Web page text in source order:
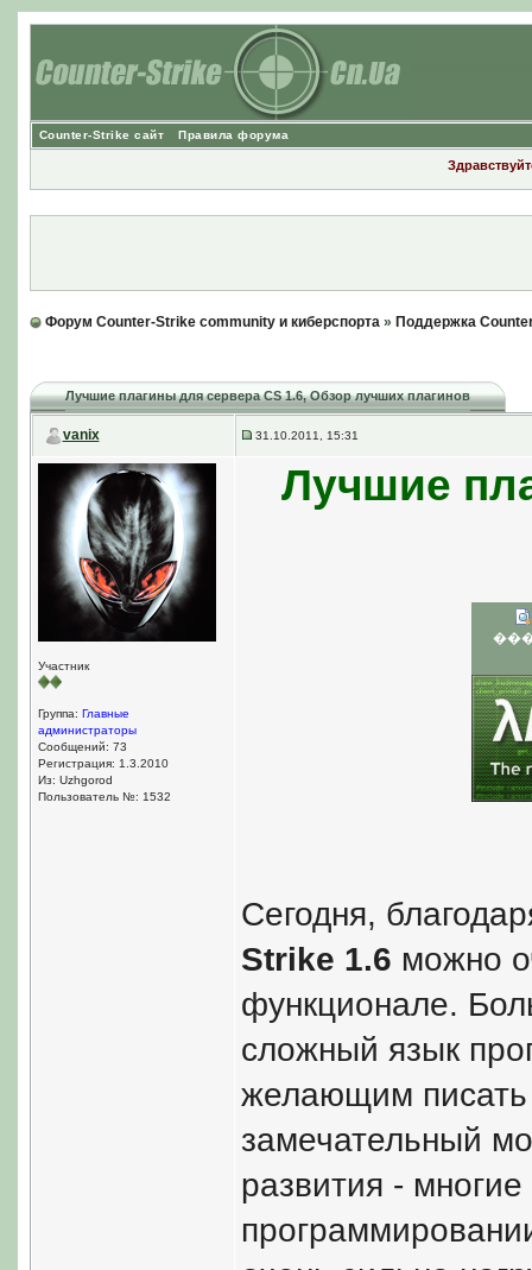
Counter-Strike сайт Правила форума
Форум Counter-Strike community и киберспорта» Поддержка
Лучшие плагины для сервера CS 1.6, Обзор лучших плагинов
vanix 31.10.2011, 15:31
Участник
Группа: Главные
администраторы
Сообщений: 73
Регистрация: 1.3.2010
Из: Uzhgorod
Пользователь №: 1532
Лучшие
Сегодня,
Strike 1.6 можно
функционале.
сложный язык
желающим писать
замечательный
развития -